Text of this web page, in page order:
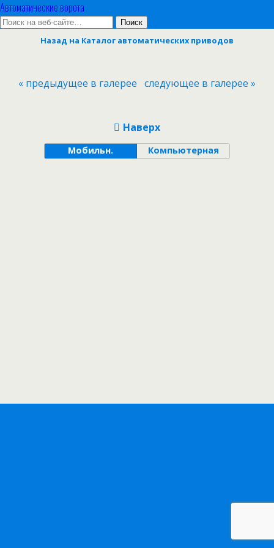
Автоматические ворота
Назад на Каталог автоматических приводов
« предыдущее в галерее следующее в галерее »
Наверх
Мобильн. Компьютерная